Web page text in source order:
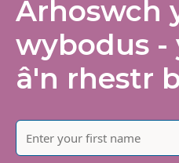
Arhoswch
wybodus -
â'n rhestr